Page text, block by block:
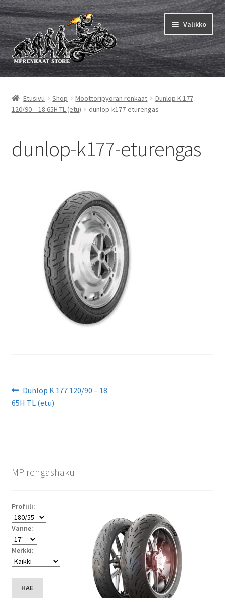
Siirry
navigointiin
Siirry
sisältöön
Valikko
MP renkaat
Sisärenkaat ja nauhat
tason
Vinkit&ohjeet
Etusivu Shop Moottoripyörän renkaat
Dunlop K 177
120/90 – 18 65H TL (etu)
dunlop-k177-eturengas
dunlop-k177-eturengas
Artikkelien
selaus
Edellinen
artikkeli
Dunlop K 177 120/90 – 18
65H TL (etu)
MP rengashaku
Profiili:
Vanne:
Merkki:
HAE